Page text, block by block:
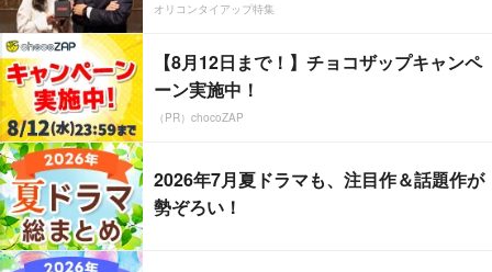
オリコンタイアップ特集
【8月12日まで！】チョコザップキャンペ
ーン実施中！
（PR）chocoZAP
2026年7月夏ドラマも、注目作＆話題作が
勢ぞろい！